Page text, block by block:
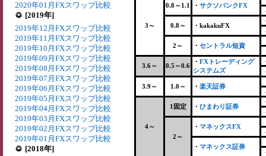
2020年01月FXスワップ比較
[2019年]
2019年12月FXスワップ比較
2019年11月FXスワップ比較
2019年10月FXスワップ比較
2019年09月FXスワップ比較
2019年08月FXスワップ比較
2019年07月FXスワップ比較
2019年06月FXスワップ比較
2019年05月FXスワップ比較
2019年04月FXスワップ比較
2019年03月FXスワップ比較
2019年02月FXスワップ比較
2019年01月FXスワップ比較
[2018年]
3～
0.8～1.1 ・ サクソバンクFX
0.8～ ・kakakuFX
2～ ・ セントラル短資
3.6～ 0.5～0.6
・ FXトレーディング
システムズ
3.9～ 1.0～ ・ 楽天証券
4～
1固定 ・ ひまわり証券
2～
・ マネックスFX
・ マネックス証券